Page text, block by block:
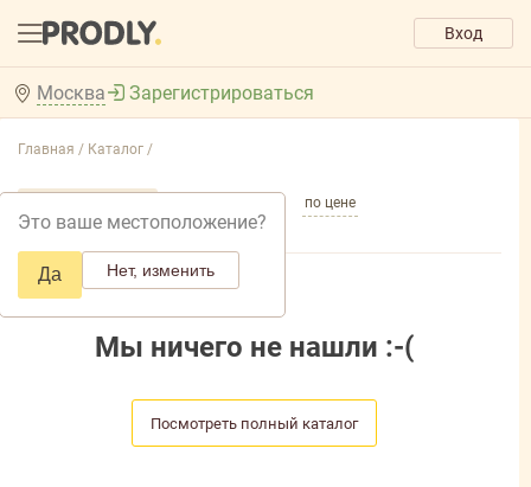
Вход
Москва
Это ваше местоположение?
Да Нет, изменить
Зарегистрироваться
Главная / Каталог /
по цене
Мы ничего не нашли :-(
Посмотреть полный каталог